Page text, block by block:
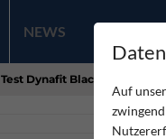
NEWS PRODUKTE
Test Dynafit Blacklight
Auf